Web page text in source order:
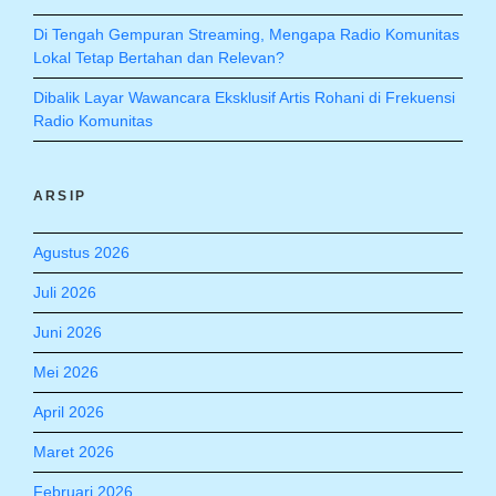
Di Tengah Gempuran Streaming, Mengapa Radio Komunitas
Lokal Tetap Bertahan dan Relevan?
Dibalik Layar Wawancara Eksklusif Artis Rohani di Frekuensi
Radio Komunitas
ARSIP
Agustus 2026
Juli 2026
Juni 2026
Mei 2026
April 2026
Maret 2026
Februari 2026